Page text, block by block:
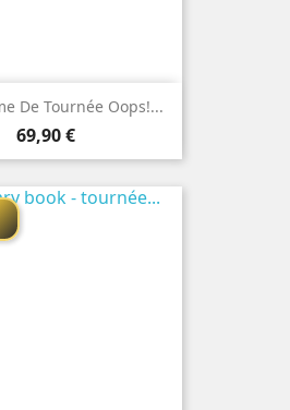
De Tournée Oops!...
Prix
69,90 €